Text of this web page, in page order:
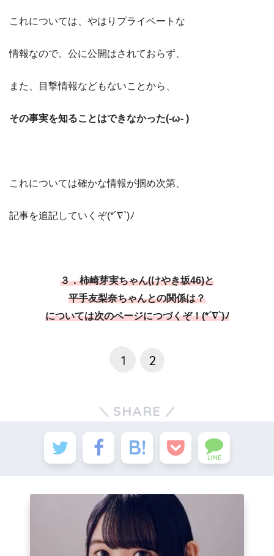
これについては、やはりプライベートな
情報なので、公に公開はされておらず、
また、目撃情報などもないことから、
その事実を知ることはできなかった(-ω- )
これについては確かな情報が掴め次第、
記事を追記していくぞ(*´∇`)ﾉ
３．柿崎芽実ちゃん(けやき坂46)と
平手友梨奈ちゃんとの関係は？
については次のページにつづくぞ！(*´∇`)ﾉ
1 2
SHARE
LINE